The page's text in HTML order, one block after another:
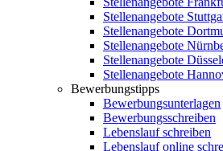
Stellenangebote
Stellenangebote
Stellenangebote
Stellenangebote
Stellenangebote
Bewerbungstipps
Bewerbungsunterlagen
Bewerbungsschreiben
Lebenslauf schreiben
Lebenslauf online